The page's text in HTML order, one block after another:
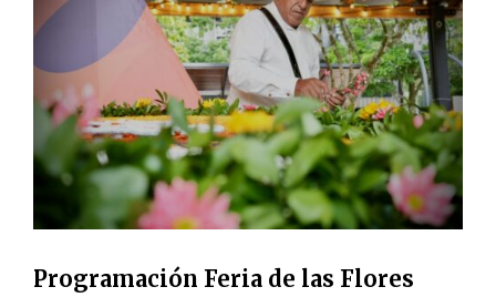
Programación Feria de las Flores